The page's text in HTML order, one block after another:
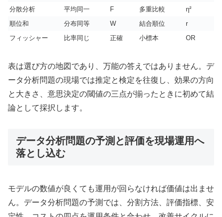
分散分析 平均同一 F 多重比較
η²
順位和
分布同等 W 結合順位
r
フィッシャー
比率同じ 正確 小標本 OR
表は選び方の地図であり、万能の答えではありません。デ
ータ分析問題の現場では推定と検定を往復し、効果の方向
と大きさ、意思決定の閾値の三点が揃ったときに初めて結
論として採択します。
データ分析問題の予測と評価を現場運用へ
落とし込む
モデルの数値が良くても運用が回らなければ価値は出ませ
ん。データ分析問題の予測では、分割方法、評価指標、安